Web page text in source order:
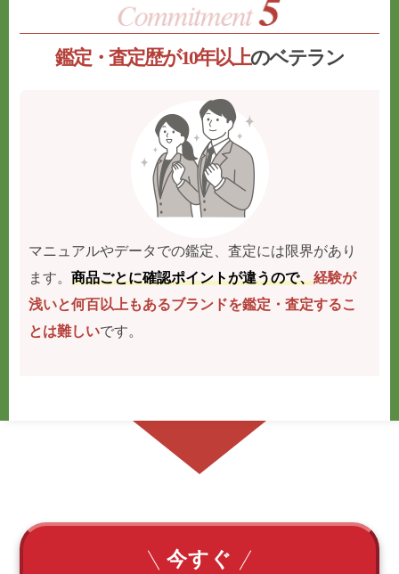
鑑定・査定歴が10年以上のベテラン
マニュアルやデータでの鑑定、査定には限界があり
ます。商品ごとに確認ポイントが違うので、経験が
浅いと何百以上もあるブランドを鑑定・査定するこ
とは難しいです。
今すぐ